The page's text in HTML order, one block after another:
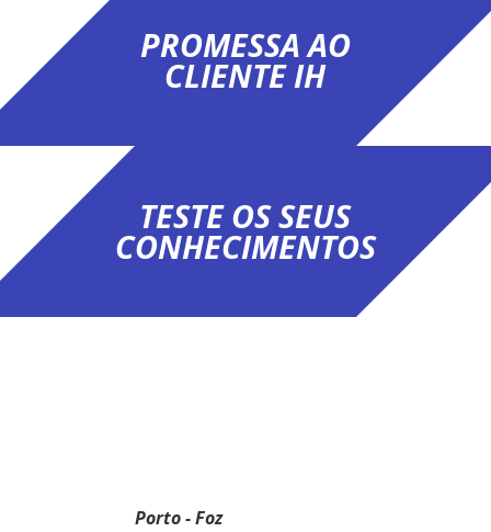
PROMESSA AO
CLIENTE IH
TESTE OS SEUS
CONHECIMENTOS
Porto - Foz